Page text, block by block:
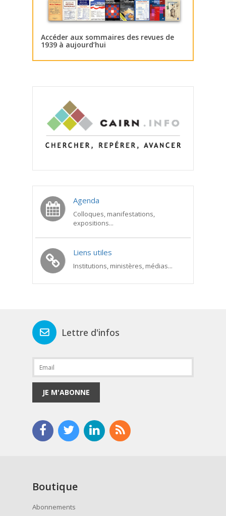
Accéder aux sommaires des revues de
1939 à aujourd’hui
Agenda
Colloques, manifestations,
expositions...
Liens utiles
Institutions, ministères, médias...
Lettre d'infos
JE M'ABONNE
Boutique
Abonnements